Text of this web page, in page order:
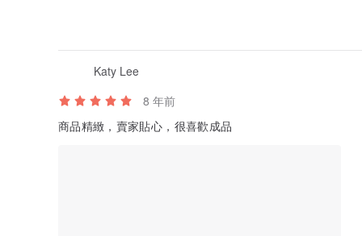
Katy Lee
8 年前
商品精緻，賣家貼心，很喜歡成品